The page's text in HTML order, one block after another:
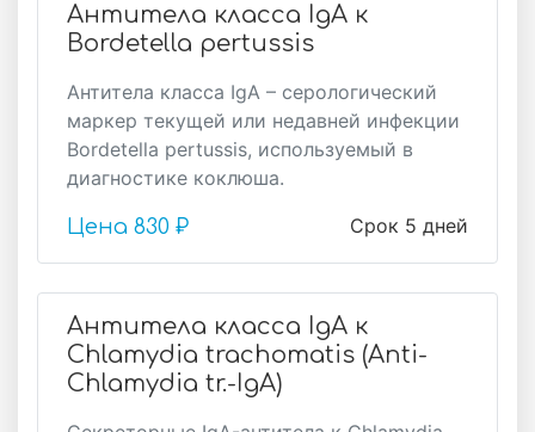
Антитела класса IgA к
Bordetella pertussis
Антитела класса IgA – серологический
маркер текущей или недавней инфекции
Bordetella pertussis, используемый в
диагностике коклюша.
Срок 5 дней
Цена 830 ₽
Антитела класса IgA к
Chlamydia trachomatis (Anti-
Chlamydia tr.-IgA)